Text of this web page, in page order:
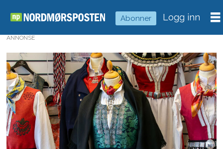
Abonner Logg inn
ANNONSE